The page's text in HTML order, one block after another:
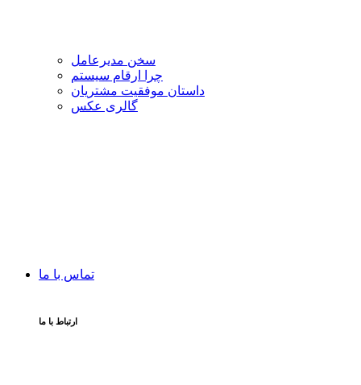
سخن مدیرعامل
چرا ارقام سیستم
داستان موفقیت مشتریان
گالری عکس
تماس با ما
ارتباط با ما